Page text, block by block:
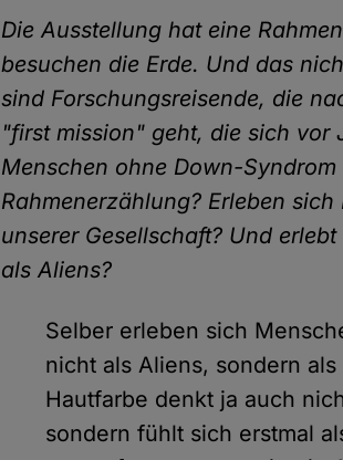
Die Ausstellung hat eine
besuchen die Erde. Und das
sind Forschungsreisende, die
"first mission" geht, die sich vor
Menschen ohne Down-
Rahmenerzählung? Erleben
unserer Gesellschaft? Und
als Aliens?
Selber erleben sich
nicht als Aliens, sondern
Hautfarbe denkt ja auch
sondern fühlt sich erstmal